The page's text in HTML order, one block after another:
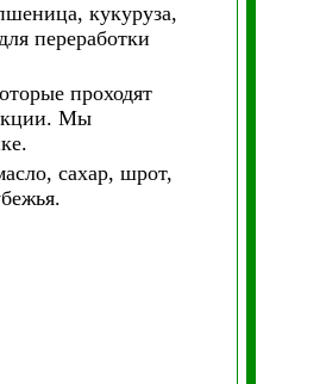
кукуруза,
переработки
проходят
Мы
сахар, шрот,